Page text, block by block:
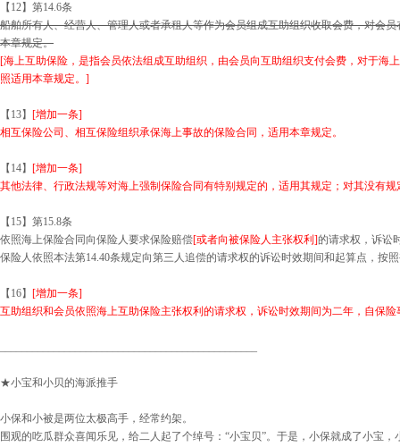
【12】第14.6条
船舶所有人、经营人、管理人或者承租人等作为会员组成互助组织收取会费，对会
本章规定。
[海上互助保险，是指会员依法组成互助组织，由会员向互助组织支付会费，对于
照适用本章规定。]
【13】 [增加一条]
相互保险公司、相互保险组织承保海上事故的保险合同，适用本章规定。
【14】 [增加一条]
其他法律、行政法规等对海上强制保险合同有特别规定的，适用其规定；对其没有
【15】第15.8条
依照海上保险合同向保险人要求保险赔偿[或者向被保险人主张权利]的请求权，诉讼
保险人依照本法第14.40条规定向第三人追偿的请求权的诉讼时效期间和起算点，按
【16】 [增加一条]
互助组织和会员依照海上互助保险主张权利的请求权，诉讼时效期间为二年，自保
★小宝和小贝的海派推手
小保和小被是两位太极高手，经常约架。
围观的吃瓜群众喜闻乐见，给二人起了个绰号：“小宝贝”。于是，小保就成了小宝